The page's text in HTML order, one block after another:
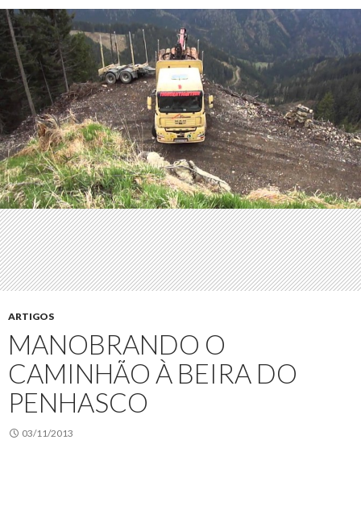
ARTIGOS
MANOBRANDO O
CAMINHÃO À BEIRA DO
PENHASCO
03/11/2013